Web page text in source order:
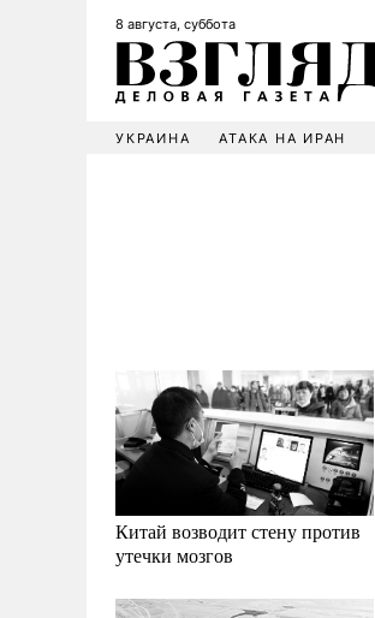
8 августа, суббота
УКРАИНА АТАКА НА ИРАН
Китай возводит стену против
утечки мозгов